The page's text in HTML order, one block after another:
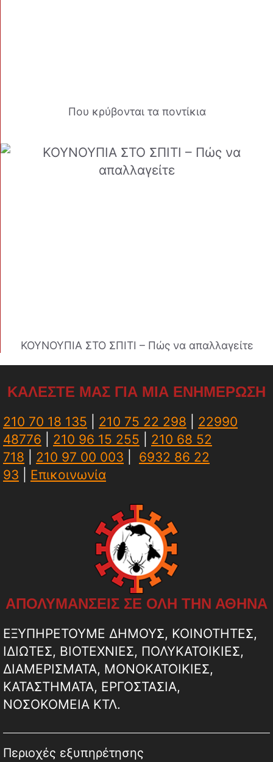
Που κρύβονται τα ποντίκια
ΚΟΥΝΟΥΠΙΑ ΣΤΟ ΣΠΙΤΙ – Πώς να απαλλαγείτε
ΚΑΛΕΣΤΕ ΜΑΣ ΓΙΑ ΜΙΑ ΕΝΗΜΕΡΩΣΗ
210 70 18 135 210 75 22 298
22990
48776
210 96 15 255
210 68 52
718
210 97 00 003
6932 86 22
93
Επικοινωνία
ΑΠΟΛΥΜΑΝΣΕΙΣ ΣΕ ΟΛΗ ΤΗΝ ΑΘΗΝΑ
ΕΞΥΠΗΡΕΤΟΥΜΕ ΔΗΜΟΥΣ, ΚΟΙΝΟΤΗΤΕΣ,
ΙΔΙΩΤΕΣ, ΒΙΟΤΕΧΝΙΕΣ, ΠΟΛΥΚΑΤΟΙΚΙΕΣ,
ΔΙΑΜΕΡΙΣΜΑΤΑ, ΜΟΝΟΚΑΤΟΙΚΙΕΣ,
ΚΑΤΑΣΤΗΜΑΤΑ, ΕΡΓΟΣΤΑΣΙΑ,
ΝΟΣΟΚΟΜΕΙΑ ΚΤΛ.
Περιοχές εξυπηρέτησης